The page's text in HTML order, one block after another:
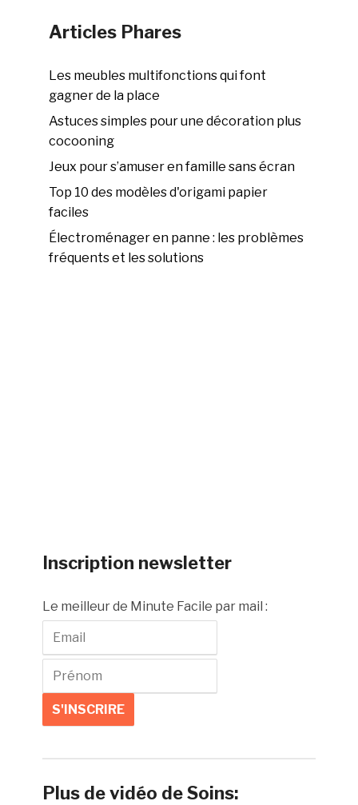
Articles Phares
Les meubles multifonctions qui font
gagner de la place
Astuces simples pour une décoration plus
cocooning
Jeux pour s’amuser en famille sans écran
Top 10 des modèles d'origami papier
faciles
Électroménager en panne : les problèmes
fréquents et les solutions
Inscription newsletter
Le meilleur de Minute Facile par mail :
Plus de vidéo de Soins: